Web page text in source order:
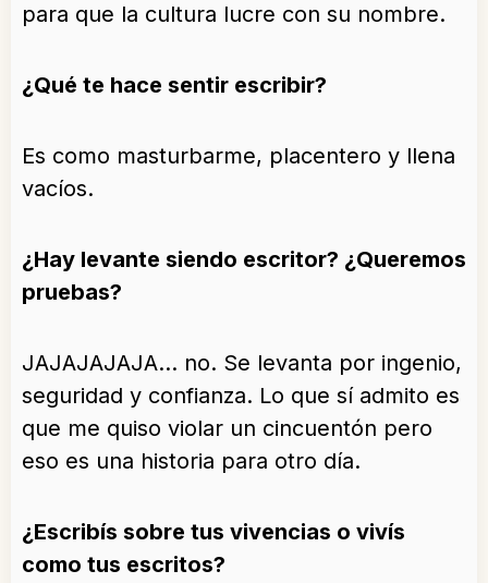
para que la cultura lucre con su nombre.
¿Qué te hace sentir escribir?
Es como masturbarme, placentero y llena
vacíos.
¿Hay levante siendo escritor? ¿Queremos
pruebas?
JAJAJAJAJA… no. Se levanta por ingenio,
seguridad y confianza. Lo que sí admito es
que me quiso violar un cincuentón pero
eso es una historia para otro día.
¿Escribís sobre tus vivencias o vivís
como tus escritos?